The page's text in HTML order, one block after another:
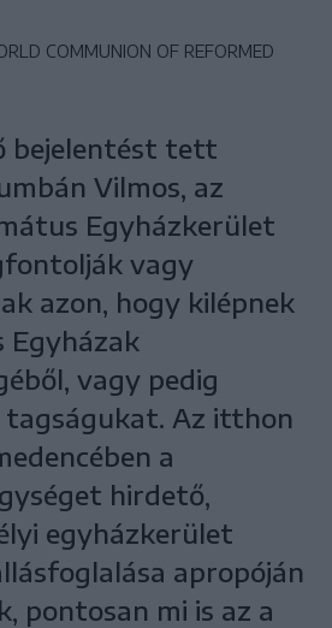
COMMUNION OF REFORMED
bejelentést tett
Vilmos, az
Egyházkerület
vagy
azon, hogy kilépnek
Egyházak
vagy pedig
Az itthon
a
hirdető,
egyházkerület
apropóján
pontosan mi is az a